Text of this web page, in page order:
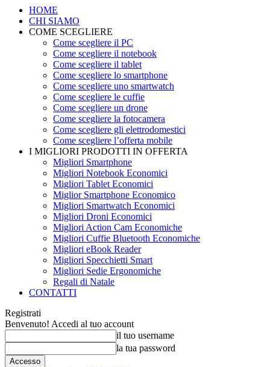
HOME
CHI SIAMO
COME SCEGLIERE
Come scegliere il PC
Come scegliere il notebook
Come scegliere il tablet
Come scegliere lo smartphone
Come scegliere uno smartwatch
Come scegliere le cuffie
Come scegliere un drone
Come scegliere la fotocamera
Come scegliere gli elettrodomestici
Come scegliere l’offerta mobile
I MIGLIORI PRODOTTI IN OFFERTA
Migliori Smartphone
Migliori Notebook Economici
Migliori Tablet Economici
Miglior Smartphone Economico
Migliori Smartwatch Economici
Migliori Droni Economici
Migliori Action Cam Economiche
Migliori Cuffie Bluetooth Economiche
Migliori eBook Reader
Migliori Specchietti Smart
Migliori Sedie Ergonomiche
Regali di Natale
CONTATTI
Registrati
Benvenuto! Accedi al tuo account
il tuo username
la tua password